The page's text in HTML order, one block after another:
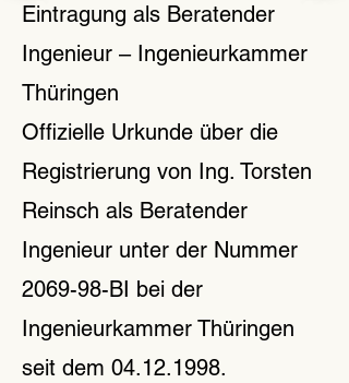
Eintragung als Beratender
Ingenieur – Ingenieurkammer
Thüringen
Offizielle Urkunde über die
Registrierung von Ing. Torsten
Reinsch als Beratender
Ingenieur unter der Nummer
2069-98-BI bei der
Ingenieurkammer Thüringen
seit dem 04.12.1998.